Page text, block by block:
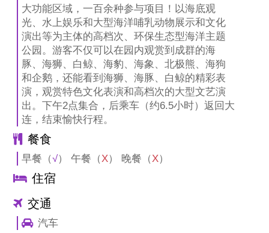
大功能区域，一百余种参与项目！以海底观
光、水上娱乐和大型海洋哺乳动物展示和文化
演出等为主体的高档次、环保生态型海洋主题
公园。游客不仅可以在园内观赏到成群的海
豚、海狮、白鲸、海豹、海象、北极熊、海狗
和企鹅，还能看到海狮、海豚、白鲸的精彩表
演，观赏特色文化表演和高档次的大型文艺演
出。下午2点集合，后乘车（约6.5小时）返回大
连，结束愉快行程。
餐食
早餐（√） 午餐（X） 晚餐（X）
住宿
交通
汽车